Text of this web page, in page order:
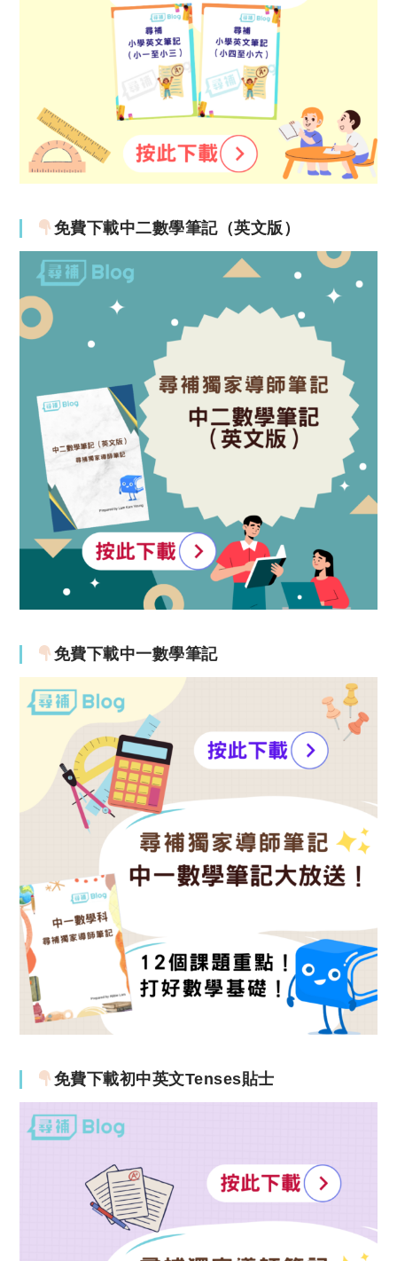
免費下載中二數學筆記（英文版）
免費下載中一數學筆記
免費下載初中英文Tenses貼士